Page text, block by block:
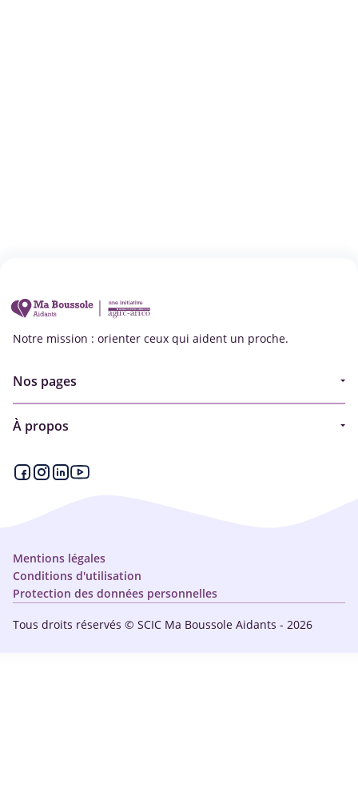
Notre mission : orienter ceux qui aident un proche.
Nos pages
Aides financières et congés
À propos
Qui sommes-nous ?
Tous droits réservés © SCIC Ma Boussole Aidants - 2026
Mentions légales
Conditions d'utilisation
Protection des données personnelles